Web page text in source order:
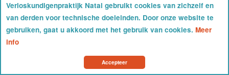
Accepteer
Verloskundigenpraktijk Natal gebruikt cookies van zichzelf en
van derden voor technische doeleinden. Door onze website te
gebruiken, gaat u akkoord met het gebruik van cookies. Meer
info